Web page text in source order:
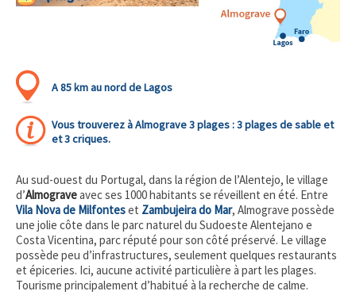
A 85 km au nord de Lagos
Vous trouverez à Almograve 3 plages : 3 plages de sable et
et 3 criques.
Au sud-ouest du Portugal, dans la région de l’Alentejo, le village
d’Almograveavec ses 1000 habitants se réveillent en été. Entre
Vila Nova de Milfonteset Zambujeira do Mar, Almograve possède
une jolie côte dans le parc naturel du Sudoeste Alentejano e
Costa Vicentina, parc réputé pour son côté préservé. Le village
possède peu d’infrastructures, seulement quelques restaurants
et épiceries. Ici, aucune activité particulière à part les plages.
Tourisme principalement d’habitué à la recherche de calme.